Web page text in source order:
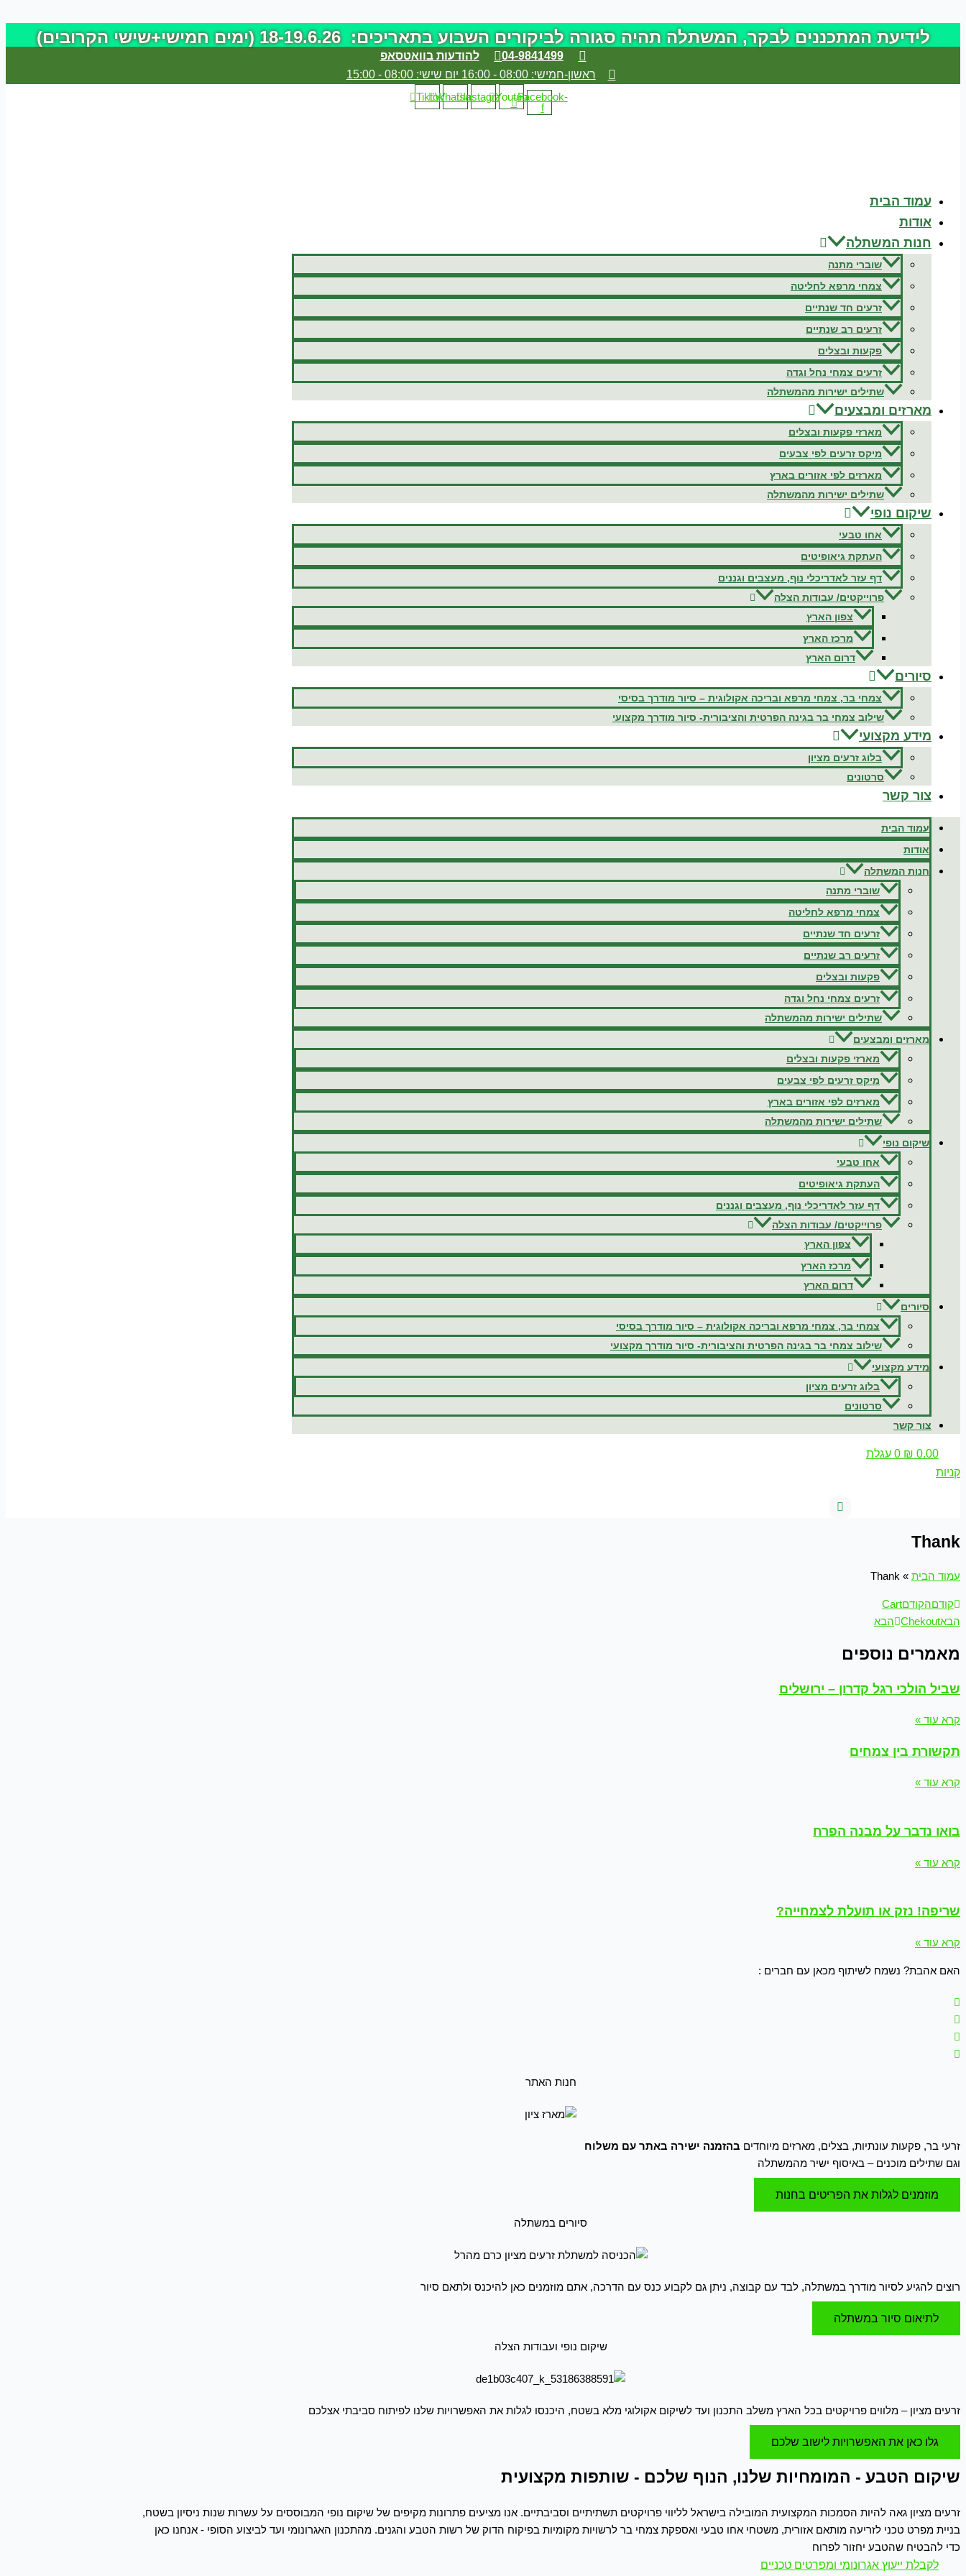
לתוכן
לידיעת המתכננים לבקר, המשתלה תהיה סגורה לביקורים השבוע בתאריכים: 18-19.6.26 (ימים חמישי+שישי הקרובים)
04-9841499
להודעות בוואטסאפ
ראשון-חמישי: 08:00 - 16:00 יום שישי: 08:00 - 15:00
Facebook-
f
Youtube
Instagram
Whatsapp
Tiktok
עמוד הבית
אודות
חנות המשתלה
שוברי מתנה
צמחי מרפא לחליטה
זרעים חד שנתיים
זרעים רב שנתיים
פקעות ובצלים
זרעים צמחי נחל וגדה
שתילים ישירות מהמשתלה
מארזים ומבצעים
מארזי פקעות ובצלים
מיקס זרעים לפי צבעים
מארזים לפי אזורים בארץ
שתילים ישירות מהמשתלה
שיקום נופי
אחו טבעי
העתקת גיאופיטים
דף עזר לאדריכלי נוף, מעצבים וגננים
פרוייקטים/ עבודות הצלה
צפון הארץ
מרכז הארץ
דרום הארץ
סיורים
צמחי בר, צמחי מרפא ובריכה אקולוגית – סיור מודרך בסיסי
שילוב צמחי בר בגינה הפרטית והציבורית- סיור מודרך מקצועי
מידע מקצועי
בלוג זרעים מציון
סרטונים
צור קשר
עמוד הבית
אודות
חנות המשתלה
שוברי מתנה
צמחי מרפא לחליטה
זרעים חד שנתיים
זרעים רב שנתיים
פקעות ובצלים
זרעים צמחי נחל וגדה
שתילים ישירות מהמשתלה
מארזים ומבצעים
מארזי פקעות ובצלים
מיקס זרעים לפי צבעים
מארזים לפי אזורים בארץ
שתילים ישירות מהמשתלה
שיקום נופי
אחו טבעי
העתקת גיאופיטים
דף עזר לאדריכלי נוף, מעצבים וגננים
פרוייקטים/ עבודות הצלה
צפון הארץ
מרכז הארץ
דרום הארץ
סיורים
צמחי בר, צמחי מרפא ובריכה אקולוגית – סיור מודרך בסיסי
שילוב צמחי בר בגינה הפרטית והציבורית- סיור מודרך מקצועי
מידע מקצועי
בלוג זרעים מציון
סרטונים
צור קשר
₪ 0.00
0 עגלת
קניות
Thank
עמוד הבית »
Thank
קודםהקודםCart
הבאChekout הבא
מאמרים נוספים
שביל הולכי רגל קדרון – ירושלים
קרא עוד »
תקשורת בין צמחים
קרא עוד »
בואו נדבר על מבנה הפרח
קרא עוד »
שריפה! נזק או תועלת לצמחייה?
קרא עוד »
האם אהבת? נשמח לשיתוף מכאן עם חברים :
חנות האתר
זרעי בר, פקעות עונתיות, בצלים, מארזים מיוחדים בהזמנה ישירה באתר עם משלוח
וגם שתילים מוכנים – באיסוף ישיר מהמשתלה
מוזמנים לגלות את הפריטים בחנות
סיורים במשתלה
רוצים להגיע לסיור מודרך במשתלה, לבד עם קבוצה, ניתן גם לקבוע כנס עם הדרכה, אתם מוזמנים כאן להיכנס ולתאם סיור
לתיאום סיור במשתלה
שיקום נופי ועבודות הצלה
זרעים מציון – מלווים פרויקטים בכל הארץ משלב התכנון ועד לשיקום אקולוגי מלא בשטח, היכנסו לגלות את האפשרויות שלנו לפיתוח סביבתי אצלכם
גלו כאן את האפשרויות לישוב שלכם
שיקום הטבע - המומחיות שלנו, הנוף שלכם - שותפות מקצועית
זרעים מציון גאה להיות הסמכות המקצועית המובילה בישראל לליווי פרויקטים תשתיתיים וסביבתיים. אנו מציעים פתרונות מקיפים של שיקום נופי המבוססים על עשרות שנות ניסיון בשטח,
בניית מפרט טכני לזריעה מותאם אזורית, משטחי אחו טבעי ואספקת צמחי בר לרשויות מקומיות בפיקוח הדוק של רשות הטבע והגנים. מהתכנון האגרונומי ועד לביצוע הסופי - אנחנו כאן
כדי להבטיח שהטבע יחזור לפרוח
לקבלת ייעוץ אגרונומי ומפרטים טכניים